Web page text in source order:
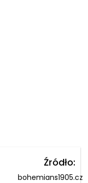
Źródło:
bohemians1905.cz